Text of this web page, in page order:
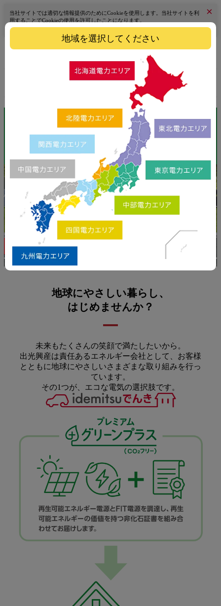
当社サイトでは適切な情報提供のためにCookieを使用します。当社サイトを利
用することでCookieの使用を許可したことになります。
詳細はこちら
×
エリアを選択
料金シミュレーショ
お申し込み
地球にやさしい暮らし、
はじめませんか？
未来もたくさんの笑顔で満たしたいから。
出光興産は責任あるエネルギー会社として、お客様
とともに地球にやさしいさまざまな取り組みを行っ
ています。
その1つが、エコな電気の選択肢です。
プレミアムグリーンプラス(CO₂フ
リー)
idemitsuでんき
再生可能エネルギー電源とFIT電源を調達し、再生
可能エネルギーの価値を持つ非化石化証書を組み合
わせてお届けします。
お客様
再生可能エネルギー100%の電気を使用
idemitsuでんき
再生可能エネルギー電源、FIT電源、その他の電源
地域を選択してください